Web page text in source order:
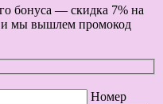
бонуса — скидка 7% на
и мы вышлем промокод
Номер